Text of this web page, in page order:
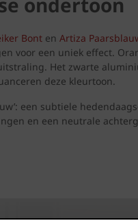
Bont en Artiza
voor een uniek effect.
Het zwarte
deze kleurtoon.
een subtiele
en een neutrale